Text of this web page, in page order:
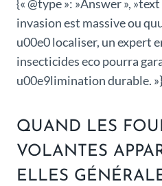
{« @type »: »Answer »,
invasion est massive ou
u00e0 localiser, un expert
insecticides eco pourra
u00e9limination durable.
QUAND LES
VOLANTES
ELLES